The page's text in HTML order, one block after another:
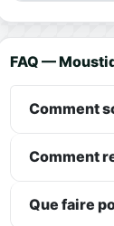
FAQ —
Comment
Comment
Que faire